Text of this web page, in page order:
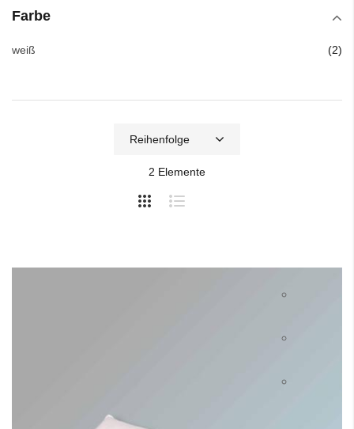
2 Elemente
Farbe
weiß 2